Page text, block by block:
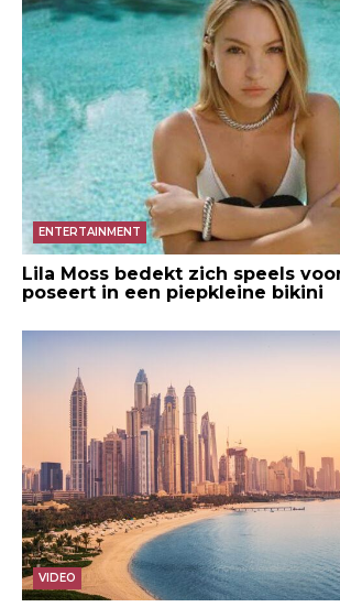
ENTERTAINMENT
Lila Moss bedekt zich speels
poseert in een piepkleine bikini
VIDEO